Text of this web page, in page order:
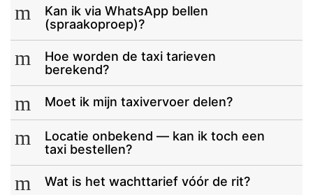
m
Kan ik via WhatsApp bellen
(spraakoproep)?
m
Hoe worden de taxi tarieven
berekend?
m Moet ik mijn taxivervoer delen?
m
Locatie onbekend — kan ik toch een
taxi bestellen?
m Wat is het wachttarief vóór de rit?